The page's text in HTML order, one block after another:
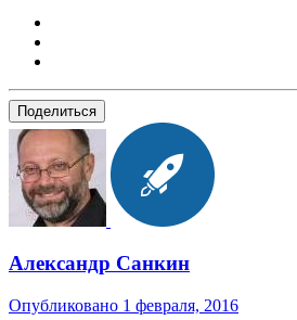
Поделиться
Александр Санкин
Опубликовано 1 февраля, 2016